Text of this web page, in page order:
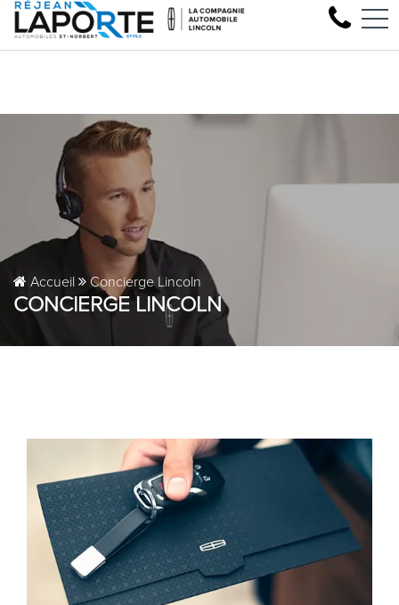
Venez faire l'essai de votre
1881 Rue Principale, Saint-Norbert, QC, CA J0K 3C0
EN
Accueil Concierge Lincoln
CONCIERGE LINCOLN